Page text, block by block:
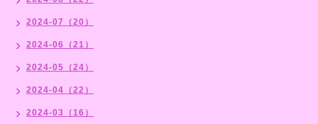
2024-07（20）
2024-06（21）
2024-05（24）
2024-04（22）
2024-03（16）